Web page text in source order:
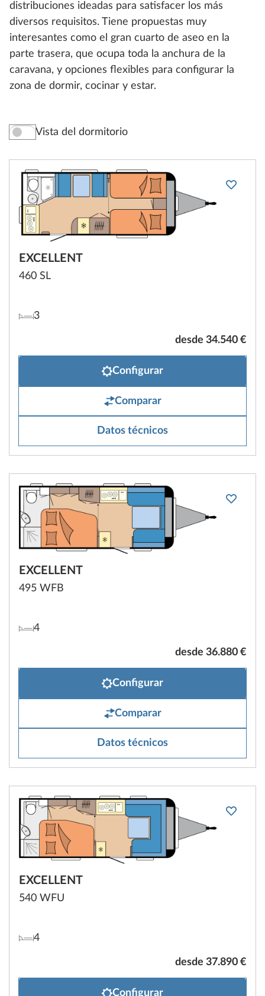
distribuciones ideadas para satisfacer los más
diversos requisitos. Tiene propuestas muy
interesantes como el gran cuarto de aseo en la
parte trasera, que ocupa toda la anchura de la
caravana, y opciones flexibles para configurar la
zona de dormir, cocinar y estar.
Vista del dormitorio
EXCELLENT
460 SL
3
desde 34.540 €
Configurar
Comparar
Datos técnicos
EXCELLENT
495 WFB
4
desde 36.880 €
Configurar
Comparar
Datos técnicos
EXCELLENT
540 WFU
4
desde 37.890 €
Configurar